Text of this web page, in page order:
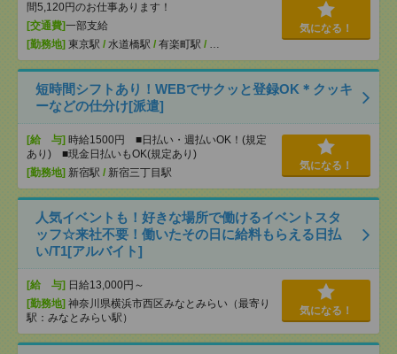
間5,120円のお仕事あります！
[交通費]一部支給
[勤務地] 東京駅 / 水道橋駅 / 有楽町駅 / …
気になる！
短時間シフトあり！WEBでサクッと登録OK＊クッキ
ーなどの仕分け[派遣]
[給 与] 時給1500円 ■日払い・週払いOK！(規定
あり) ■現金日払いもOK(規定あり)
[勤務地] 新宿駅 / 新宿三丁目駅
気になる！
人気イベントも！好きな場所で働けるイベントスタ
ッフ☆来社不要！働いたその日に給料もらえる日払
い/T1[アルバイト]
[給 与] 日給13,000円～
[勤務地] 神奈川県横浜市西区みなとみらい（最寄り
駅：みなとみらい駅）
気になる！